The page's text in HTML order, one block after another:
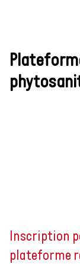
Inscription
plateforme